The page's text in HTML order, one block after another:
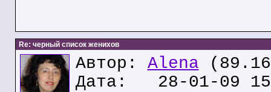
Re: черный список женихов
Автор: Alena
Дата: 28-01-09